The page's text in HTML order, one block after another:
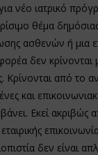
νέο ιατρικό
θέμα
ασθενών ή μια
δεν
από το αν
και
Εκεί ακριβώς
δεν είναι